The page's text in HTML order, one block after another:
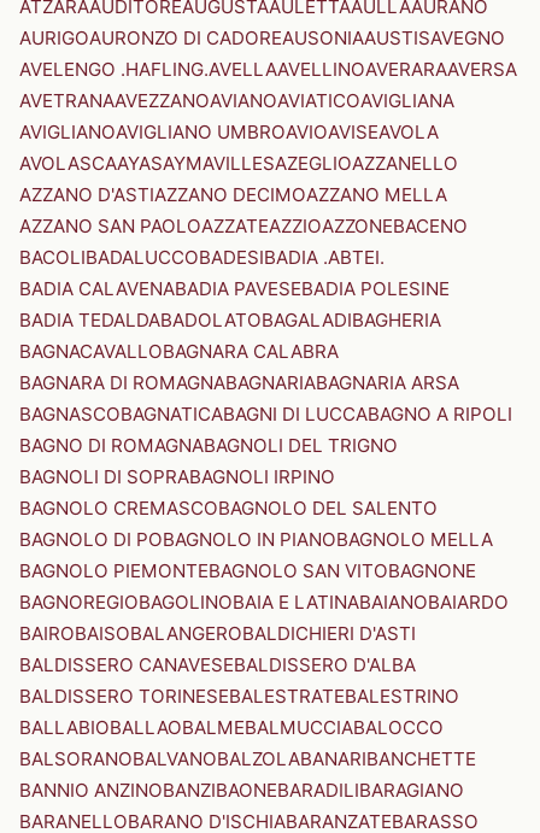
ATZARAAUDITOREAUGUSTAAULETTAAULLAAURANO
AURIGOAURONZO DI CADOREAUSONIAAUSTISAVEGNO
AVELENGO .HAFLING.AVELLAAVELLINOAVERARAAVERSA
AVETRANAAVEZZANOAVIANOAVIATICOAVIGLIANA
AVIGLIANOAVIGLIANO UMBROAVIOAVISEAVOLA
AVOLASCAAYASAYMAVILLESAZEGLIOAZZANELLO
AZZANO D'ASTIAZZANO DECIMOAZZANO MELLA
AZZANO SAN PAOLOAZZATEAZZIOAZZONEBACENO
BACOLIBADALUCCOBADESIBADIA .ABTEI.
BADIA CALAVENABADIA PAVESEBADIA POLESINE
BADIA TEDALDABADOLATOBAGALADIBAGHERIA
BAGNACAVALLOBAGNARA CALABRA
BAGNARA DI ROMAGNABAGNARIABAGNARIA ARSA
BAGNASCOBAGNATICABAGNI DI LUCCABAGNO A RIPOLI
BAGNO DI ROMAGNABAGNOLI DEL TRIGNO
BAGNOLI DI SOPRABAGNOLI IRPINO
BAGNOLO CREMASCOBAGNOLO DEL SALENTO
BAGNOLO DI POBAGNOLO IN PIANOBAGNOLO MELLA
BAGNOLO PIEMONTEBAGNOLO SAN VITOBAGNONE
BAGNOREGIOBAGOLINOBAIA E LATINABAIANOBAIARDO
BAIROBAISOBALANGEROBALDICHIERI D'ASTI
BALDISSERO CANAVESEBALDISSERO D'ALBA
BALDISSERO TORINESEBALESTRATEBALESTRINO
BALLABIOBALLAOBALMEBALMUCCIABALOCCO
BALSORANOBALVANOBALZOLABANARIBANCHETTE
BANNIO ANZINOBANZIBAONEBARADILIBARAGIANO
BARANELLOBARANO D'ISCHIABARANZATEBARASSO